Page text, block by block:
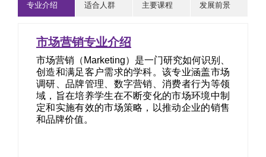
专业介绍 适合人群 主要课程 发展前景
市场营销专业介绍
市场营销（Marketing）是一门研究如何识别、
创造和满足客户需求的学科。该专业涵盖市场
调研、品牌管理、数字营销、消费者行为等领
域，旨在培养学生在不断变化的市场环境中制
定和实施有效的市场策略，以推动企业的销售
和品牌价值。